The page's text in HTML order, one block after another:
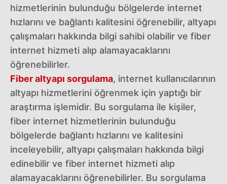
hizmetlerinin bulunduğu bölgelerde internet
hızlarını ve bağlantı kalitesini öğrenebilir, altyapı
çalışmaları hakkında bilgi sahibi olabilir ve fiber
internet hizmeti alıp alamayacaklarını
öğrenebilirler.
Fiber altyapı sorgulama, internet kullanıcılarının
altyapı hizmetlerini öğrenmek için yaptığı bir
araştırma işlemidir. Bu sorgulama ile kişiler,
fiber internet hizmetlerinin bulunduğu
bölgelerde bağlantı hızlarını ve kalitesini
inceleyebilir, altyapı çalışmaları hakkında bilgi
edinebilir ve fiber internet hizmeti alıp
alamayacaklarını öğrenebilirler. Bu sorgulama